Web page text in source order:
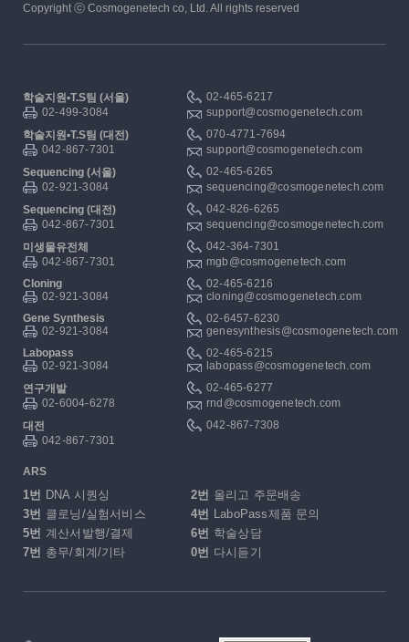
Copyright ⓒ Cosmogenetech co, Ltd. All rights reserved
학술지원▪T.S팀 (서울)
02-465-6217
02-499-3084
support@cosmogenetech.com
학술지원▪T.S팀 (대전)
070-4771-7694
042-867-7301
support@cosmogenetech.com
Sequencing (서울)
02-465-6265
02-921-3084
sequencing@cosmogenetech.com
Sequencing (대전)
042-826-6265
042-867-7301
sequencing@cosmogenetech.com
미생물유전체
042-364-7301
042-867-7301
mgb@cosmogenetech.com
Cloning
02-465-6216
02-921-3084
cloning@cosmogenetech.com
Gene Synthesis
02-6457-6230
02-921-3084
genesynthesis@cosmogenetech.com
Labopass
02-465-6215
02-921-3084
labopass@cosmogenetech.com
연구개발
02-465-6277
02-6004-6278
rnd@cosmogenetech.com
대전
042-867-7308
042-867-7301
ARS
1번 DNA 시퀀싱 2번 올리고 주문배송
3번 클로닝/실험서비스 4번 LaboPass제품 문의
5번 계산서발행/결제 6번 학술상담
7번 총무/회계/기타 0번 다시듣기